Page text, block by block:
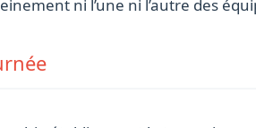
ni l’une ni l’autre des